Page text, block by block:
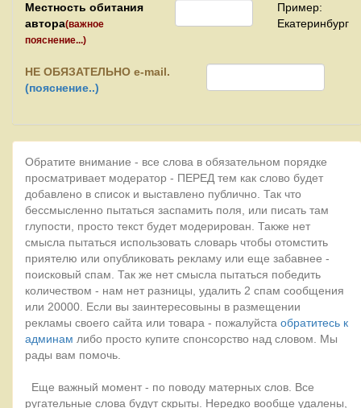
Местность обитания
автора(важное
пояснение...)
Пример:
Екатеринбург
НЕ ОБЯЗАТЕЛЬНО e-mail.
(пояснение..)
Обратите внимание - все слова в обязательном порядке
просматривает модератор - ПЕРЕД тем как слово будет
добавлено в список и выставлено публично. Так что
бессмысленно пытаться заспамить поля, или писать там
глупости, просто текст будет модерирован. Также нет
смысла пытаться использовать словарь чтобы отомстить
приятелю или опубликовать рекламу или еще забавнее -
поисковый спам. Так же нет смысла пытаться победить
количеством - нам нет разницы, удалить 2 спам сообщения
или 20000. Если вы заинтересовыны в размещении
рекламы своего сайта или товара - пожалуйста обратитесь к
админам либо просто купите спонсорство над словом. Мы
рады вам помочь.
Еще важный момент - по поводу матерных слов. Все
ругательные слова будут скрыты. Нередко вообще удалены,